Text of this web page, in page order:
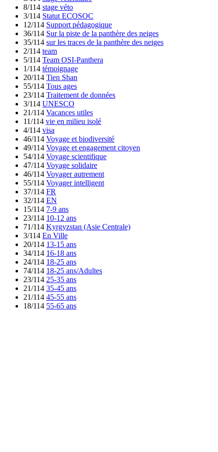
8/114 stage véto
3/114 Statut ECOSOC
12/114 Support pédagogique
36/114 Sur la piste de la panthère des neiges
35/114 sur les traces de la panthère des neiges
2/114 team
5/114 Team OSI-Panthera
1/114 témoignage
20/114 Tien Shan
55/114 Tous ages
23/114 Traitement de données
3/114 UNESCO
21/114 Vacances utiles
11/114 vie en milieu isolé
4/114 visa
46/114 Voyage et biodiversité
49/114 Voyage et engagement citoyen
54/114 Voyage scientifique
47/114 Voyage solidaire
46/114 Voyager autrement
55/114 Voyager intelligent
37/114 FR
32/114 EN
15/114 7-9 ans
23/114 10-12 ans
71/114 Kyrgyzstan (Asie Centrale)
3/114 En Ville
20/114 13-15 ans
34/114 16-18 ans
24/114 18-25 ans
74/114 18-25 ans/Adultes
23/114 25-35 ans
21/114 35-45 ans
21/114 45-55 ans
18/114 55-65 ans